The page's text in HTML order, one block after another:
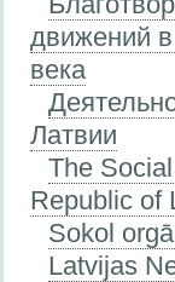
движений
века
Латвии
The
Republic of
Sokol
Latvijas